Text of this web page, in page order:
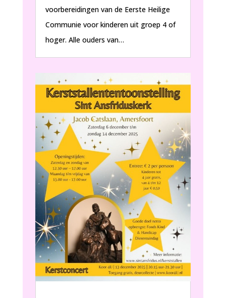
voorbereidingen van de Eerste Heilige
Communie voor kinderen uit groep 4 of
hoger. Alle ouders van…